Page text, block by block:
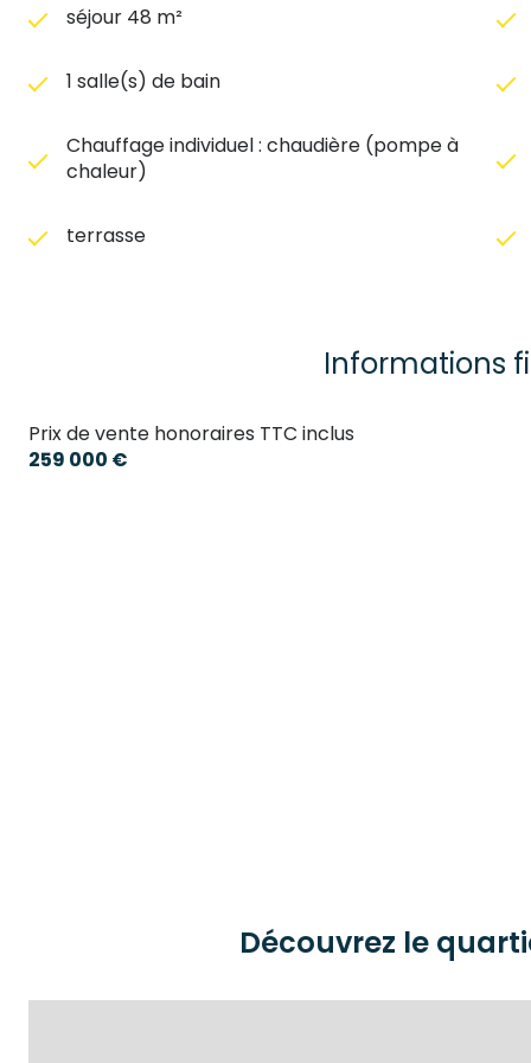
séjour 48 m²
1 salle(s) de bain
Chauffage individuel : chaudière (pompe à
chaleur)
terrasse
Informations
Prix de vente honoraires TTC inclus
259 000 €
Découvrez le